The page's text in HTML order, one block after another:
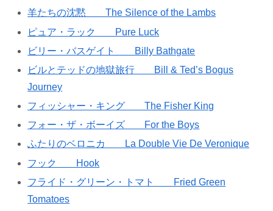
羊たちの沈黙 The Silence of the Lambs
ピュア・ラック Pure Luck
ビリー・バスゲイト Billy Bathgate
ビルとテッドの地獄旅行 Bill & Ted’s Bogus
Journey
フィッシャー・キング The Fisher King
フォー・ザ・ボーイズ For the Boys
ふたりのベロニカ La Double Vie De Veronique
フック Hook
フライド・グリーン・トマト Fried Green
Tomatoes